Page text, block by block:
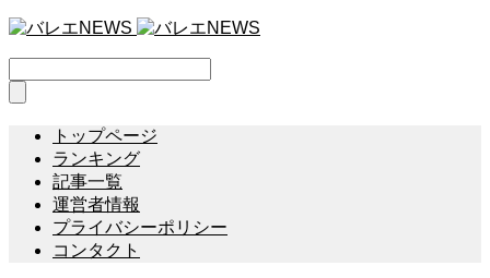
トップページ
ランキング
記事一覧
運営者情報
プライバシーポリシー
コンタクト